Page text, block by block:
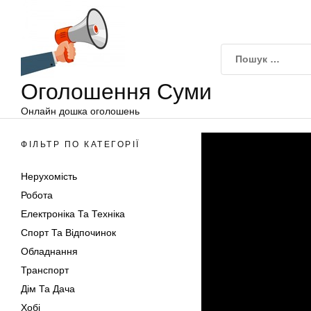
Оголошення Суми
Онлайн дошка оголошень
ФІЛЬТР ПО КАТЕГОРІЇ
Нерухомість
Робота
Електроніка Та Техніка
Спорт Та Відпочинок
Обладнання
Транспорт
Дім Та Дача
Хобі